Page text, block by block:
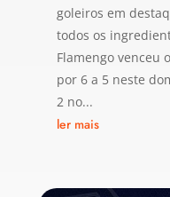
goleiros em
todos os
Flamengo venceu
por 6 a 5 neste
2 no...
ler mais